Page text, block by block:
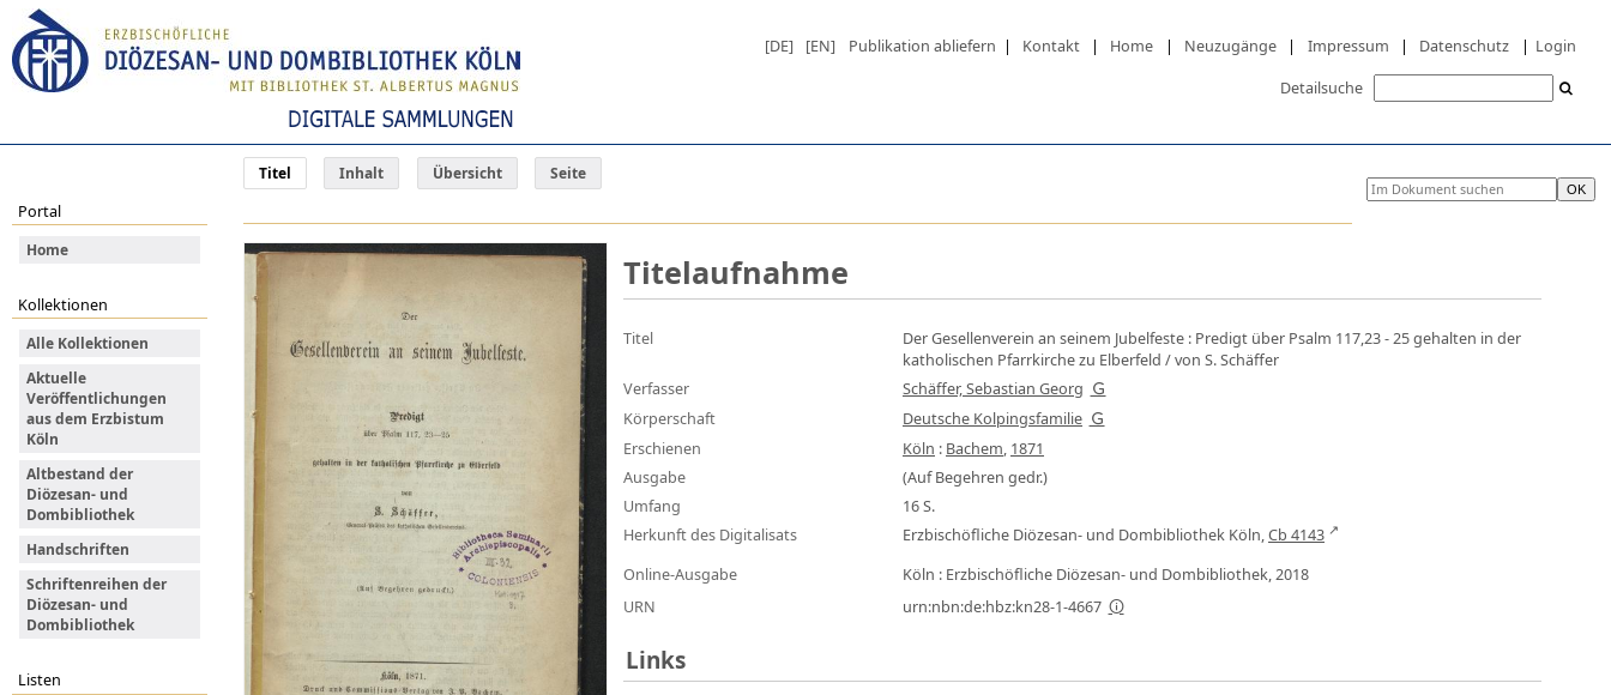
[DE] [EN] Publikation abliefern | Kontakt | Home | Neuzugänge | Impressum | Datenschutz | Login
Detailsuche
Titel Inhalt Übersicht Seite
Portal
Home
Kollektionen
Alle Kollektionen
Aktuelle
Veröffentlichungen
aus dem Erzbistum
Köln
Altbestand der
Diözesan- und
Dombibliothek
Handschriften
Schriftenreihen der
Diözesan- und
Dombibliothek
Listen
Titelaufnahme
Titel Der Gesellenverein an seinem Jubelfeste : Predigt über Psalm 117,23 - 25 gehalten in der
katholischen Pfarrkirche zu Elberfeld / von S. Schäffer
Verfasser
Schäffer, Sebastian Georg
Körperschaft
Deutsche Kolpingsfamilie
Erschienen
Köln : Bachem, 1871
Ausgabe
(Auf Begehren gedr.)
Umfang
16 S.
Herkunft des Digitalisats
Erzbischöfliche Diözesan- und Dombibliothek Köln,Cb 4143
Online-Ausgabe
Köln : Erzbischöfliche Diözesan- und Dombibliothek, 2018
URN
urn:nbn:de:hbz:kn28-1-4667
Links